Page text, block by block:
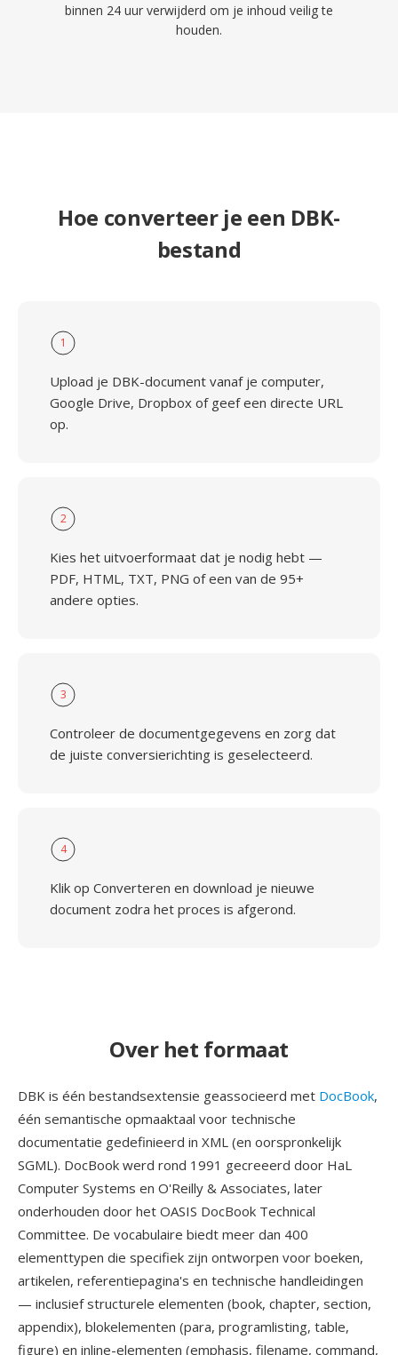
binnen 24 uur verwijderd om je inhoud veilig te
houden.
Hoe converteer je een DBK-
bestand
1
Upload je DBK-document vanaf je computer,
Google Drive, Dropbox of geef een directe URL
op.
2
Kies het uitvoerformaat dat je nodig hebt —
PDF, HTML, TXT, PNG of een van de 95+
andere opties.
3
Controleer de documentgegevens en zorg dat
de juiste conversierichting is geselecteerd.
4
Klik op Converteren en download je nieuwe
document zodra het proces is afgerond.
Over het formaat
DBK is één bestandsextensie geassocieerd met DocBook,
één semantische opmaaktaal voor technische
documentatie gedefinieerd in XML (en oorspronkelijk
SGML). DocBook werd rond 1991 gecreeerd door HaL
Computer Systems en O'Reilly & Associates, later
onderhouden door het OASIS DocBook Technical
Committee. De vocabulaire biedt meer dan 400
elementtypen die specifiek zijn ontworpen voor boeken,
artikelen, referentiepagina's en technische handleidingen
— inclusief structurele elementen (book, chapter, section,
appendix), blokelementen (para, programlisting, table,
figure) en inline-elementen (emphasis, filename, command,